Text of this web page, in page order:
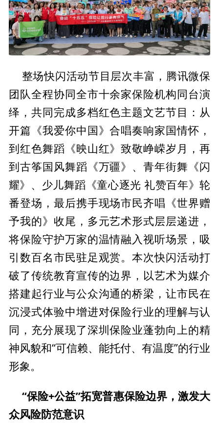
整场快闪活动节目层次丰富，腾讯微保
团队全程协同全市十余家保险机构同台演
绎，共同完成多档红色主题文艺节目：从
开篇《我爱你中国》合唱奏响家国情怀，
到红色舞蹈《映山红》致敬峥嵘岁月，再
到古筝国风舞蹈《万疆》、青年街舞《闪
耀》、少儿舞蹈《童心逐光 礼赞百年》轮
番登场，最后携手现场市民齐唱《世界赠
予我的》收尾，多元艺术形式层层递进，
将保险守护万家的温情融入视听场景，吸
引数百名市民驻足观赏。本次快闪活动打
破了传统教育宣传的边界，以艺术为媒介
搭建起行业与公众沟通的桥梁，让市民在
沉浸式体验中增进对保险行业的理解与认
同，充分展现了深圳保险业蓬勃向上的精
神风貌和“可信赖、能托付、有温度”的行业
形象。
“保险+公益”拓宽普惠保险边界， 激发大
众风险防范意识